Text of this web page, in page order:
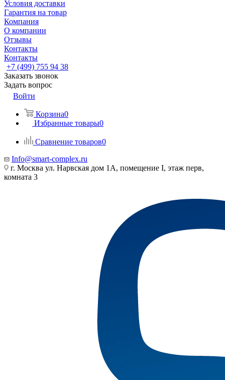
Условия доставки
Гарантия на товар
Компания
О компании
Отзывы
Контакты
Контакты
+7 (499) 755 94 38
Заказать звонок
Задать вопрос
Войти
Корзина0
Избранные товары0
Сравнение товаров0
Info@smart-complex.ru
г. Москва ул. Нарвская дом 1А, помещение I, этаж перв,
комната 3